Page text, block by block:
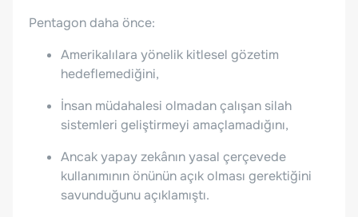
Pentagon daha önce:
Amerikalılara yönelik kitlesel gözetim
hedeflemediğini,
İnsan müdahalesi olmadan çalışan silah
sistemleri geliştirmeyi amaçlamadığını,
Ancak yapay zekânın yasal çerçevede
kullanımının önünün açık olması gerektiğini
savunduğunu açıklamıştı.